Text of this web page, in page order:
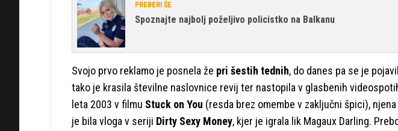
PREBERI ŠE
Spoznajte najbolj poželjivo policistko na Balkanu
Svojo prvo reklamo je posnela že pri šestih tednih, do danes pa se je
tako je krasila številne naslovnice revij ter nastopila v glasbenih
leta 2003 v filmu Stuck on You (resda brez omembe v zaključni špici),
je bila vloga v seriji Dirty Sexy Money, kjer je igrala lik Magaux Darling.